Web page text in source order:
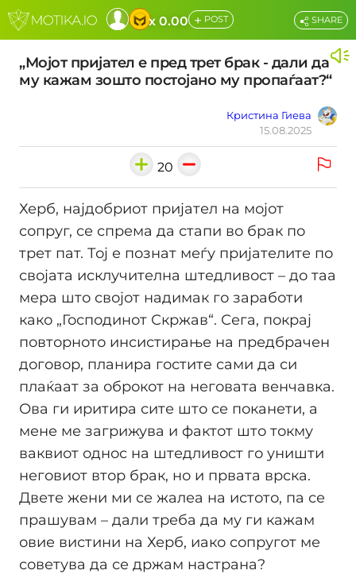
x 0.00 + POST
„Мојот пријател е пред трет брак - дали да
му кажам зошто постојано му пропаѓаат?“
Кристина Гиева
15.08.2025
SHARE
20
Херб, најдобриот пријател на мојот
сопруг, се спрема да стапи во брак по
трет пат. Тој е познат меѓу пријателите по
својата исклучителна штедливост – до таа
мера што својот надимак го заработи
како „Господинот Скржав“. Сега, покрај
повторното инсистирање на предбрачен
договор, планира гостите сами да си
плаќаат за оброкот на неговата венчавка.
Ова ги иритира сите што се поканети, а
мене ме загрижува и фактот што токму
ваквиот однос на штедливост го уништи
неговиот втор брак, но и првата врска.
Двете жени ми се жалеа на истото, па се
прашувам – дали треба да му ги кажам
овие вистини на Херб, иако сопругот ме
советува да се држам настрана?